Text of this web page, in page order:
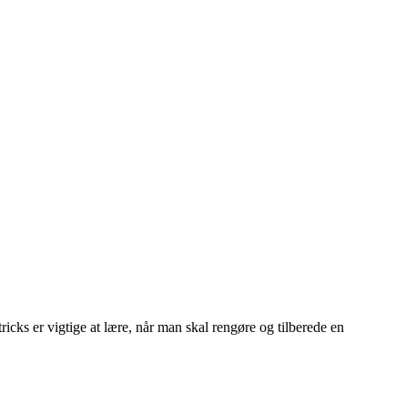
er vigtige at lære, når man skal rengøre og tilberede en